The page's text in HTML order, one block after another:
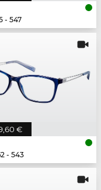
- 547
€
- 543